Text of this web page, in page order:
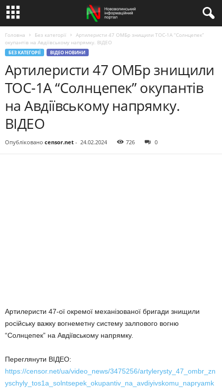
Головна Без категорії
Артилеристи 47 ОМБр знищили ТОС-1А “Солнцепек”
окупантів на Авдіївському напрямку. ВIДЕО
БЕЗ КАТЕГОРІЇ ВІДЕО НОВИНИ
Артилеристи 47 ОМБр знищили
ТОС-1А “Солнцепек” окупантів
на Авдіївському напрямку.
ВIДЕО
Опубліковано censor.net - 24.02.2024 726 0
Артилеристи 47-ої окремої механізованої бригади знищили
російську важку вогнеметну систему залпового вогню
“Солнцепек” на Авдіївському напрямку.
Переглянути ВІДЕО:
https://censor.net/ua/video_news/3475256/artylerysty_47_ombr_zn
yschyly_tos1a_solntsepek_okupantiv_na_avdiyivskomu_napryamk